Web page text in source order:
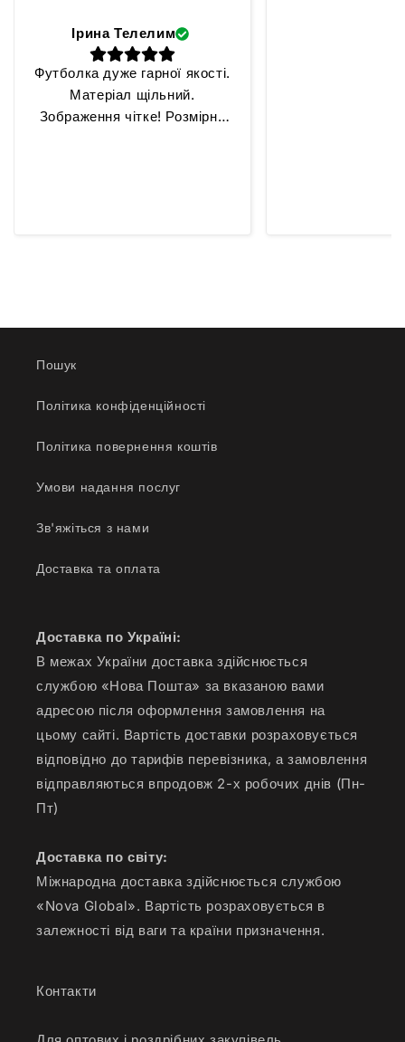
Ірина Телелим
Футболка дуже гарної якості.
Матеріал щільний.
Зображення чітке! Розмірна
Пошук
Політика конфіденційності
Політика повернення коштів
Умови надання послуг
Зв'яжіться з нами
Доставка та оплата
Доставка по Україні:
В межах України доставка здійснюється
службою «Нова Пошта» за вказаною вами
адресою після оформлення замовлення на
цьому сайті. Вартість доставки розраховується
відповідно до тарифів перевізника, а замовлення
відправляються впродовж 2-х робочих днів (Пн-
Пт)
Доставка по світу:
Міжнародна доставка здійснюється службою
«Nova Global». Вартість розраховується в
залежності від ваги та країни призначення.
Контакти